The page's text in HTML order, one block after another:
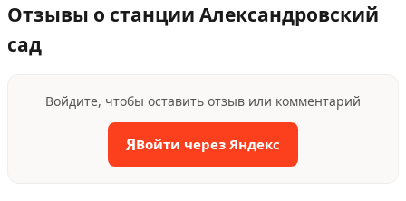
Отзывы о станции Александровский
сад
Войдите, чтобы оставить отзыв или комментарий
ЯВойти через Яндекс